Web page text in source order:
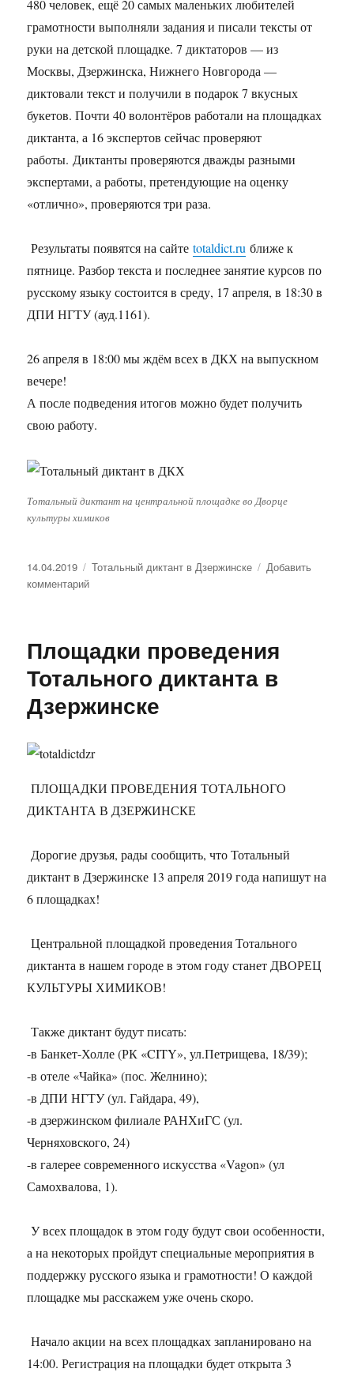
прошел
в
480 человек, ещё 20 самых маленьких любителей
грамотности выполняли задания и писали тексты от
руки на детской площадке. 7 диктаторов — из
Москвы, Дзержинска, Нижнего Новгорода —
диктовали текст и получили в подарок 7 вкусных
букетов. Почти 40 волонтёров работали на площадках
диктанта, а 16 экспертов сейчас проверяют
работы. Диктанты проверяются дважды разными
экспертами, а работы, претендующие на оценку
«отлично», проверяются три раза.
Результаты появятся на сайтеtotaldict.ru ближе к
пятнице. Разбор текста и последнее занятие курсов по
русскому языку состоится в среду, 17 апреля, в 18:30 в
ДПИ НГТУ (ауд.1161).
26 апреля в 18:00 мы ждём всех в ДКХ на выпускном
вечере!
А после подведения итогов можно будет получить
свою работу.
Тотальный диктант на центральной площадке во Дворце
культуры химиков
Опубликовано
14.04.2019 Рубрики
Тотальный диктант в Дзержинске
Добавить
комментарий
прошел
Тотальный
диктант
Площадки проведения
Тотального диктанта в
Дзержинске
ПЛОЩАДКИ ПРОВЕДЕНИЯ ТОТАЛЬНОГО
ДИКТАНТА В ДЗЕРЖИНСКЕ
Дорогие друзья, рады сообщить, что Тотальный
диктант в Дзержинске 13 апреля 2019 года напишут на
6 площадках!
Центральной площадкой проведения Тотального
диктанта в нашем городе в этом году станет ДВОРЕЦ
КУЛЬТУРЫ ХИМИКОВ!
Также диктант будут писать:
-в Банкет-Холле (РК «CITY», ул.Петрищева, 18/39);
-в отеле «Чайка» (пос. Желнино);
-в ДПИ НГТУ (ул. Гайдара, 49),
-в дзержинском филиале РАНХиГС (ул.
Черняховского, 24)
-в галерее современного искусства «Vagon» (ул
Самохвалова, 1).
У всех площадок в этом году будут свои особенности,
а на некоторых пройдут специальные мероприятия в
поддержку русского языка и грамотности! О каждой
площадке мы расскажем уже очень скоро.
Начало акции на всех площадках запланировано на
14:00. Регистрация на площадки будет открыта 3